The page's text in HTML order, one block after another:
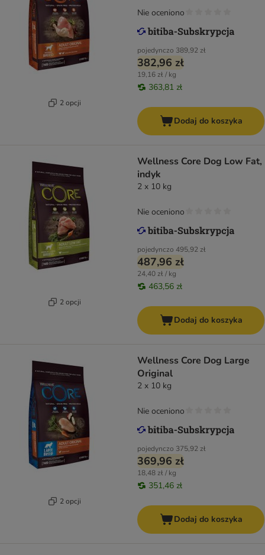
2 opcji
pojedynczo 389,92 zł
382,96 zł
19,16 zł / kg
363,81 zł
Nie oceniono
Dodaj do koszyka
2 opcji
Wellness Core Dog Low Fat,
indyk
2 x 10 kg
pojedynczo 495,92 zł
487,96 zł
24,40 zł / kg
463,56 zł
Nie oceniono
Dodaj do koszyka
2 opcji
Wellness Core Dog Large
Original
2 x 10 kg
pojedynczo 375,92 zł
369,96 zł
18,48 zł / kg
351,46 zł
Nie oceniono
Dodaj do koszyka